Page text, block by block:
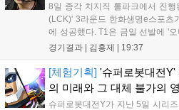
8일 종각 치지직 롤파크에서 진
(LCK)' 3라운드 한화생명e스포츠
에 성공했다. T1은 금일 선발에 '
'페인터' 김은후를 투입했지만, 결
을 빼냈다....
경기결과 | 김홍제 | 19:37
[체험기획] '슈퍼로봇대전Y'
의 미래와 그 대체 불가의
슈퍼로봇대전Y가 지난 5일 시리